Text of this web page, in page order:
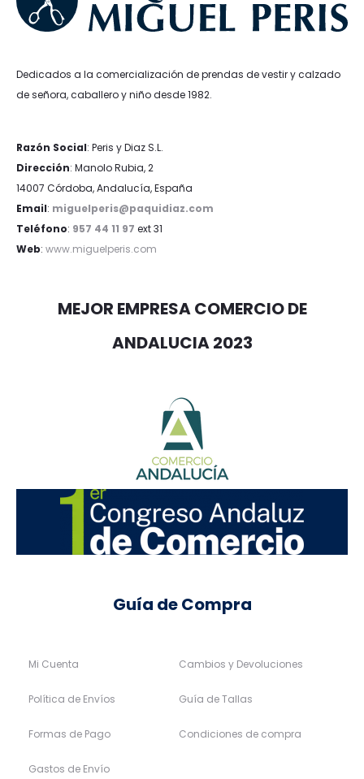
Dedicados a la comercialización de prendas de vestir y calzado
de señora, caballero y niño desde 1982.
Razón Social: Peris y Diaz S.L.
Dirección: Manolo Rubia, 2
14007 Córdoba, Andalucía, España
Email: miguelperis@paquidiaz.com
Teléfono: 957 44 11 97 ext 31
Web: www.miguelperis.com
MEJOR EMPRESA COMERCIO DE
ANDALUCIA 2023
Guía de Compra
Mi Cuenta
Política de Envíos
Formas de Pago
Gastos de Envío
Cambios y Devoluciones
Guía de Tallas
Condiciones de compra